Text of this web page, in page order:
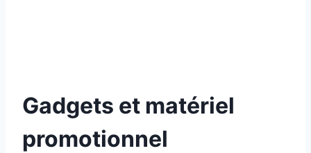
Gadgets et matériel
promotionnel